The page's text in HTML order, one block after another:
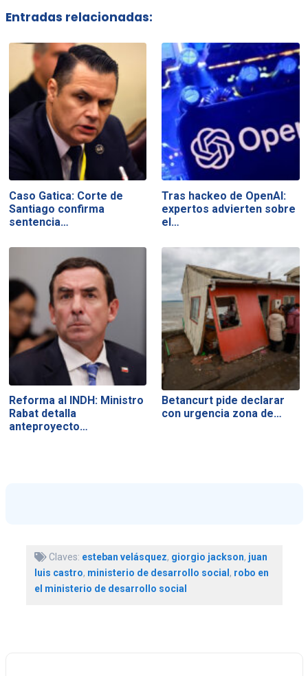
Entradas relacionadas:
Caso Gatica: Corte de
Santiago confirma
sentencia…
Tras hackeo de OpenAI:
expertos advierten sobre
el…
Reforma al INDH: Ministro
Rabat detalla
anteproyecto…
Betancurt pide declarar
con urgencia zona de…
Claves: esteban velásquez, giorgio jackson, juan
luis castro, ministerio de desarrollo social, robo en
el ministerio de desarrollo social